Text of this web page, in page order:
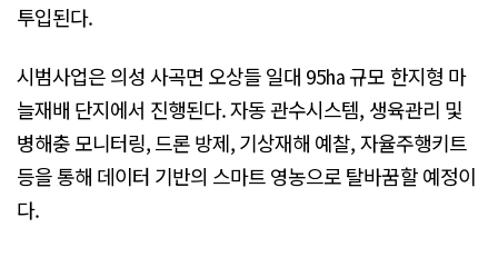
투입된다.
시범사업은 의성 사곡면 오상들 일대 95㏊ 규모 한지형 마
늘재배 단지에서 진행된다. 자동 관수시스템, 생육관리 및
병해충 모니터링, 드론 방제, 기상재해 예찰, 자율주행키트
등을 통해 데이터 기반의 스마트 영농으로 탈바꿈할 예정이
다.